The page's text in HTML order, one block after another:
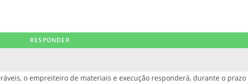
o empreiteiro de materiais e execução responderá, durante o